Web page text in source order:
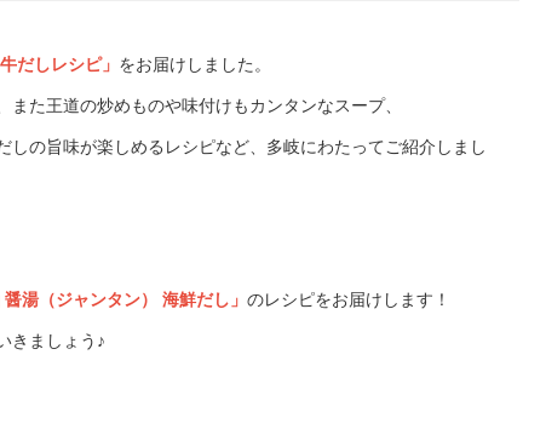
だしレシピ」 をお届けしました。
また王道の炒めものや味付けもカンタンなスープ、
しの旨味が楽しめるレシピなど、多岐にわたってご紹介しまし
湯（ジャンタン） 海鮮だし」 のレシピをお届けします！
きましょう♪